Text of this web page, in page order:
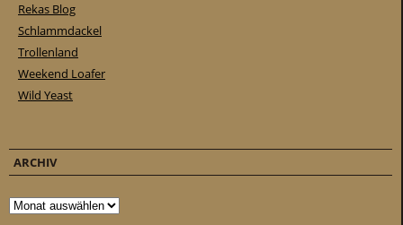
Rekas Blog
Schlammdackel
Trollenland
Weekend Loafer
Wild Yeast
ARCHIV
Archiv